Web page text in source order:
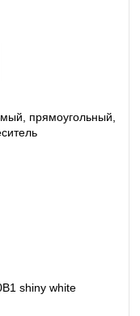
прямоугольный,
shiny white